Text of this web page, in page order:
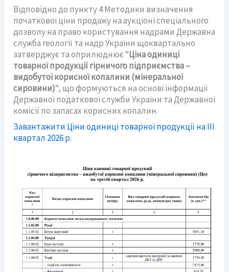
Відповідно до пункту 4 Методики визначення
початкової ціни продажу на аукціоні спеціального
дозволу на право користування надрами Державна
служба геології та надр України щоквартально
затверджує та оприлюднює “Ціна одиниці
товарної продукції гірничого підприємства –
видобутої корисної копалини (мінеральної
сировини)“, що формуються на основі інформації
Державної податкової служби України та Державної
комісії по запасах корисних копалин.
Завантажити Ціни одиниці товарної продукції на ІIІ
квартал 2026 р.